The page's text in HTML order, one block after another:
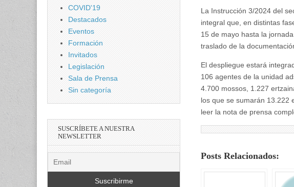
La Instrucción 3/2024 del
integral que, en distintas
15 de mayo hasta la
traslado de la
El despliegue estará
106 agentes de la unidad
4.700 mossos, 1.227
los que se sumarán 13.222
leer la nota de prensa
Posts Relacionados:
COVID'19
Destacados
Eventos
Formación
Invitados
Legislación
Sala de Prensa
Sin categoría
SUSCRÍBETE A NUESTRA
NEWSLETTER